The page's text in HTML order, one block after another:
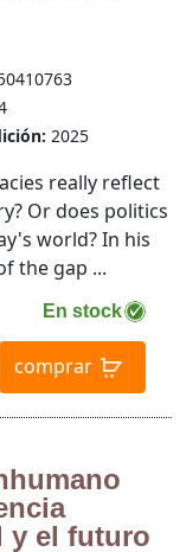
2025
En stock
comprar
really reflect
Or does politics
world? In his
the gap ...
y el futuro